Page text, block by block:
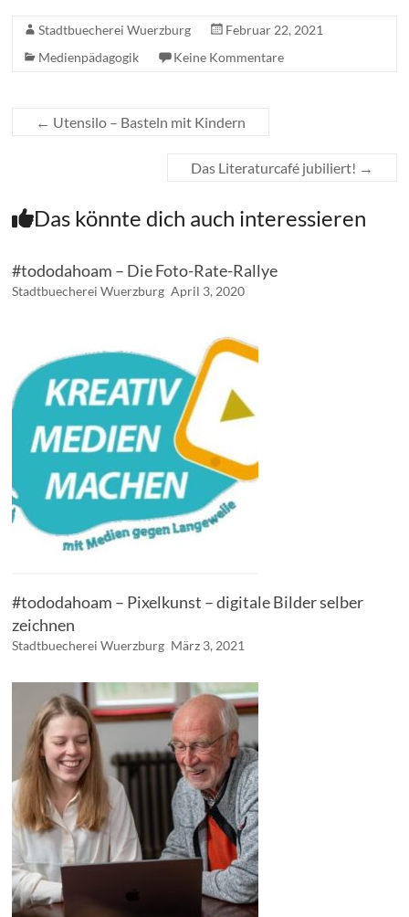
Stadtbuecherei Wuerzburg
Februar 22, 2021
Medienpädagogik
Keine Kommentare
← Utensilo – Basteln mit Kindern
Das Literaturcafé jubiliert! →
Das könnte dich auch interessieren
#tododahoam – Die Foto-Rate-Rallye
Stadtbuecherei Wuerzburg April 3, 2020
#tododahoam – Pixelkunst – digitale Bilder selber
zeichnen
Stadtbuecherei Wuerzburg März 3, 2021